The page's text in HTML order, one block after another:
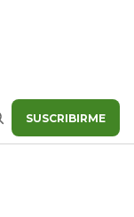
SUSCRIBIRME